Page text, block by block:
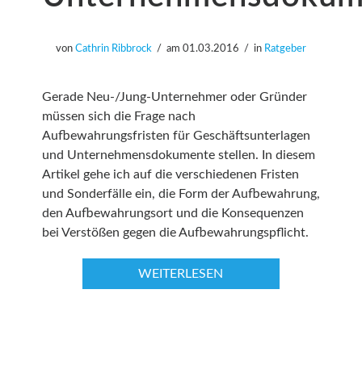
vonCathrin Ribbrock am 01.03.2016 in Ratgeber
Gerade Neu-/Jung-Unternehmer oder Gründer
müssen sich die Frage nach
Aufbewahrungsfristen für Geschäftsunterlagen
und Unternehmensdokumente stellen. In diesem
Artikel gehe ich auf die verschiedenen Fristen
und Sonderfälle ein, die Form der Aufbewahrung,
den Aufbewahrungsort und die Konsequenzen
bei Verstößen gegen die Aufbewahrungspflicht.
WEITERLESEN